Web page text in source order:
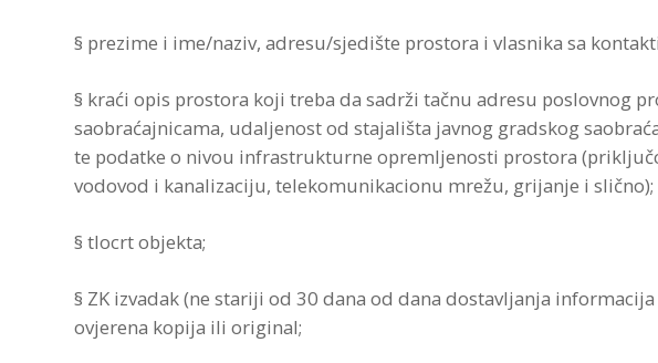
§ prezime i ime/naziv, adresu/sjedište prostora i vlasnika sa
§ kraći opis prostora koji treba da sadrži tačnu adresu poslovnog
saobraćajnicama, udaljenost od stajališta javnog gradskog
te podatke o nivou infrastrukturne opremljenosti prostora
vodovod i kanalizaciju, telekomunikacionu mrežu, grijanje i slično);
§ tlocrt objekta;
§ ZK izvadak (ne stariji od 30 dana od dana dostavljanja
ovjerena kopija ili original;